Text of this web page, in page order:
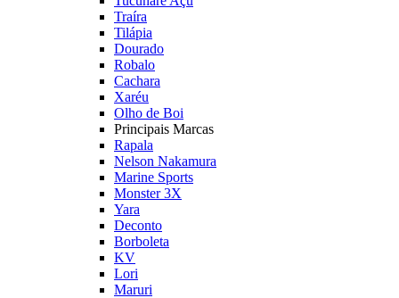
Traíra
Tilápia
Dourado
Robalo
Cachara
Xaréu
Olho de Boi
Principais Marcas
Rapala
Nelson Nakamura
Marine Sports
Monster 3X
Yara
Deconto
Borboleta
KV
Lori
Maruri